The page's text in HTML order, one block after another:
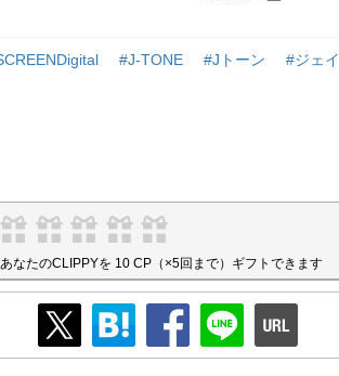
#J-TONE #Jトーン #ジェイ
あなたのCLIPPYを 10 CP（×5回まで）ギフトできます